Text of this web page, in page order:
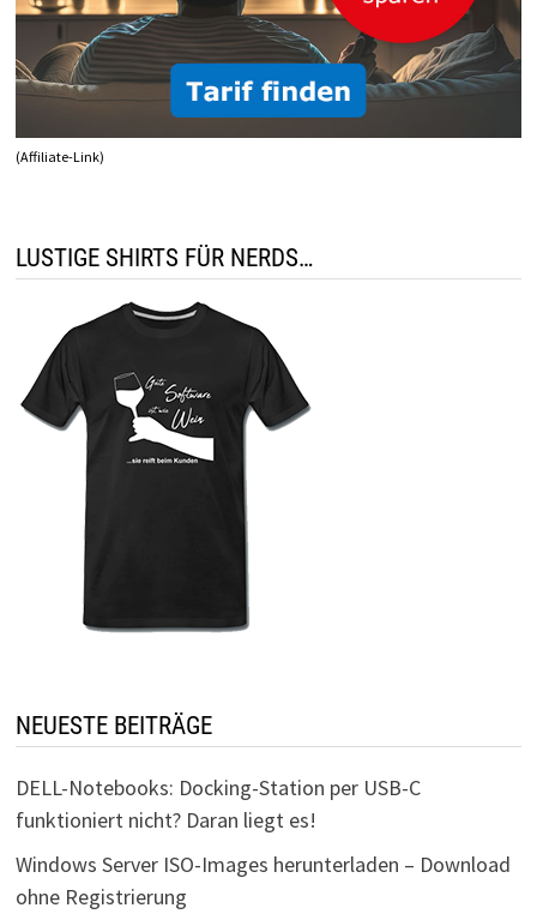
(Affiliate-Link)
LUSTIGE SHIRTS FÜR NERDS…
NEUESTE BEITRÄGE
DELL-Notebooks: Docking-Station per USB-C
funktioniert nicht? Daran liegt es!
Windows Server ISO-Images herunterladen – Download
ohne Registrierung